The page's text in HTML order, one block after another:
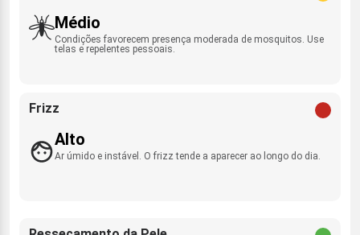
Médio
Condições favorecem presença moderada de mosquitos. Use
telas e repelentes pessoais.
Frizz
Alto
Ar úmido e instável. O frizz tende a aparecer ao longo do dia.